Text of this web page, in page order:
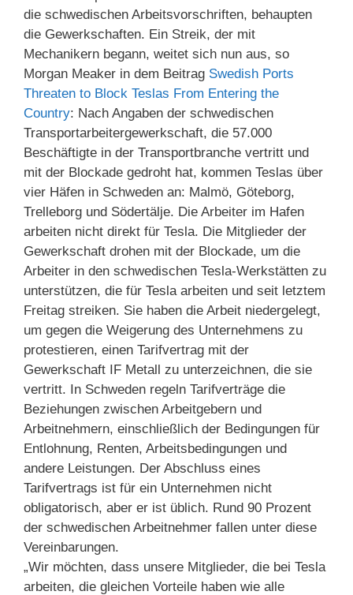
die schwedischen Arbeitsvorschriften, behaupten
die Gewerkschaften. Ein Streik, der mit
Mechanikern begann, weitet sich nun aus, so
Morgan Meaker in dem Beitrag Swedish Ports
Threaten to Block Teslas From Entering the
Country: Nach Angaben der schwedischen
Transportarbeitergewerkschaft, die 57.000
Beschäftigte in der Transportbranche vertritt und
mit der Blockade gedroht hat, kommen Teslas über
vier Häfen in Schweden an: Malmö, Göteborg,
Trelleborg und Södertälje. Die Arbeiter im Hafen
arbeiten nicht direkt für Tesla. Die Mitglieder der
Gewerkschaft drohen mit der Blockade, um die
Arbeiter in den schwedischen Tesla-Werkstätten zu
unterstützen, die für Tesla arbeiten und seit letztem
Freitag streiken. Sie haben die Arbeit niedergelegt,
um gegen die Weigerung des Unternehmens zu
protestieren, einen Tarifvertrag mit der
Gewerkschaft IF Metall zu unterzeichnen, die sie
vertritt. In Schweden regeln Tarifverträge die
Beziehungen zwischen Arbeitgebern und
Arbeitnehmern, einschließlich der Bedingungen für
Entlohnung, Renten, Arbeitsbedingungen und
andere Leistungen. Der Abschluss eines
Tarifvertrags ist für ein Unternehmen nicht
obligatorisch, aber er ist üblich. Rund 90 Prozent
der schwedischen Arbeitnehmer fallen unter diese
Vereinbarungen.
„Wir möchten, dass unsere Mitglieder, die bei Tesla
arbeiten, die gleichen Vorteile haben wie alle